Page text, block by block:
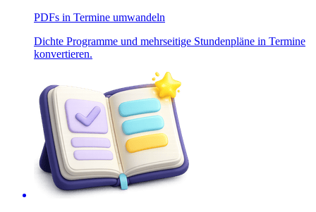
PDFs in Termine umwandeln
Dichte Programme und mehrseitige Stundenpläne in Termine
konvertieren.